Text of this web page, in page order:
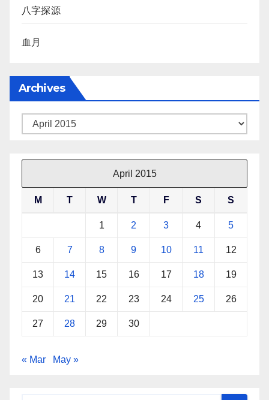
八字探源
血月
Archives
Archives
April 2015
M T W T F S S
1 2 3 4 5
6 7 8 9 10 11 12
13 14 15 16 17 18 19
20 21 22 23 24 25 26
27 28 29 30
« Mar May »